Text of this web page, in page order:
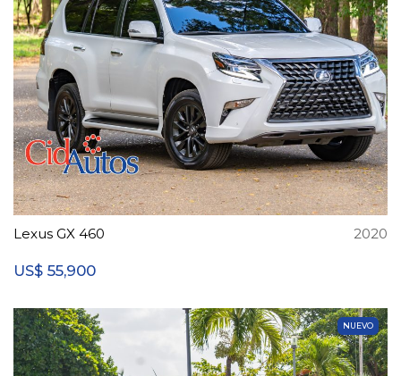
Lexus GX 460 2020
US$ 55,900
NUEVO